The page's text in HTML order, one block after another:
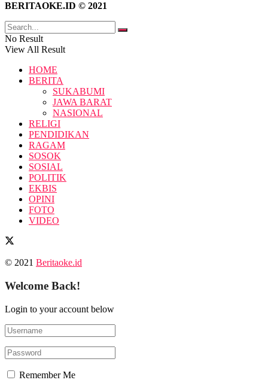
BERITAOKE.ID © 2021
No Result
View All Result
HOME
BERITA
SUKABUMI
JAWA BARAT
NASIONAL
RELIGI
PENDIDIKAN
RAGAM
SOSOK
SOSIAL
POLITIK
EKBIS
OPINI
FOTO
VIDEO
© 2021 Beritaoke.id
Welcome Back!
Login to your account below
Remember Me